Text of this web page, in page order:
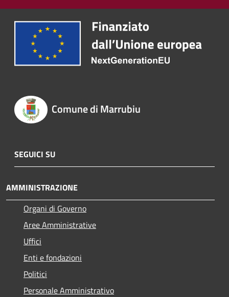
Comune di Marrubiu
SEGUICI SU
AMMINISTRAZIONE
Organi di Governo
Aree Amministrative
Uffici
Enti e fondazioni
Politici
Personale Amministrativo